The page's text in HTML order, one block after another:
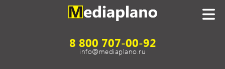
8 800 707-00-92
info@mediaplano.ru